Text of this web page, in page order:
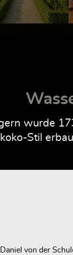
wurde
Stil
von der